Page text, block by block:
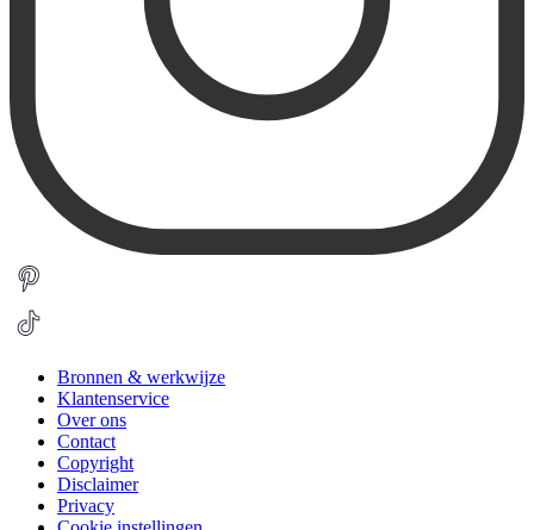
Bronnen & werkwijze
Klantenservice
Over ons
Contact
Copyright
Disclaimer
Privacy